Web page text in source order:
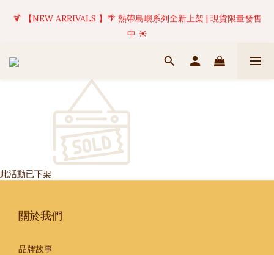
✦ 美好值得等待 | 現貨商品將於訂單成立後1-5個工作天內(不含例
假日)完成出貨 🚚
🍹 【NEW ARRIVALS 】🌴 熱帶島嶼系列全新上架 | 現貨限量發售
中 ☀️
✦ 美好值得等待 | 現貨商品將於訂單成立後1-5個工作天內(不含例
此活動已下架
關於我們
品牌故事